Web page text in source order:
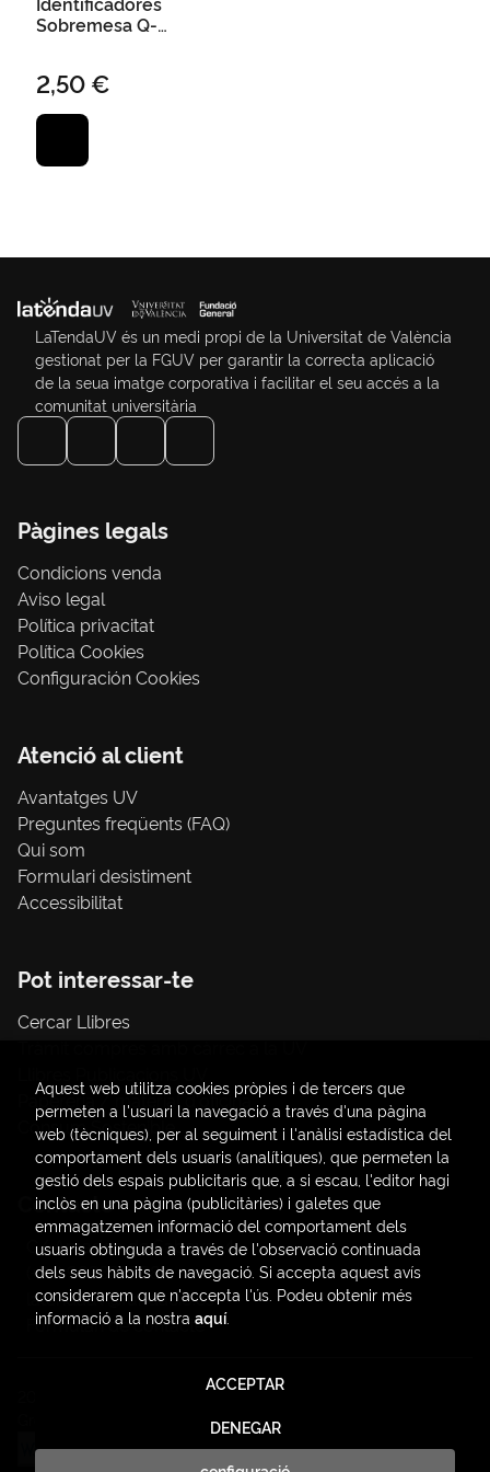
Sobremesa Q-
2,50 €
LaTendaUV és un medi propi de la Universitat de València
gestionat per la FGUV per garantir la correcta aplicació
de la seua imatge corporativa i facilitar el seu accés a la
comunitat universitària
Pàgines legals
Condicions venda
Aviso legal
Política privacitat
Política Cookies
Configuración Cookies
Atenció al client
Avantatges UV
Preguntes freqüents (FAQ)
Qui som
Formulari desistiment
Accessibilitat
Pot interessar-te
Cercar Llibres
Papereria / material d'oficina
Consum Sostenible
Contacte
C/ Amadeo de Saboya, 4
(+34) 963828968
latendauv@fundacio.es
Formulari de contacte
. Tots els Drets Reservats |
Aquest web utilitza cookies pròpies i de tercers que
permeten a l'usuari la navegació a través d'una pàgina
web (tècniques), per al seguiment i l'anàlisi estadística del
comportament dels usuaris (analítiques), que permeten la
gestió dels espais publicitaris que, a si escau, l'editor hagi
inclòs en una pàgina (publicitàries) i galetes que
emmagatzemen informació del comportament dels
usuaris obtinguda a través de l'observació continuada
dels seus hàbits de navegació. Si accepta aquest avís
considerarem que n'accepta l'ús. Podeu obtenir més
informació a la nostra aquí.
DENEGAR
ACCEPTAR